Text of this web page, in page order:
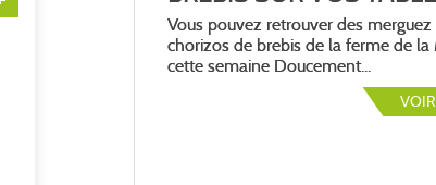
Vous pouvez retrouver des merguez
chorizos de brebis de la ferme de la
cette semaine Doucement...